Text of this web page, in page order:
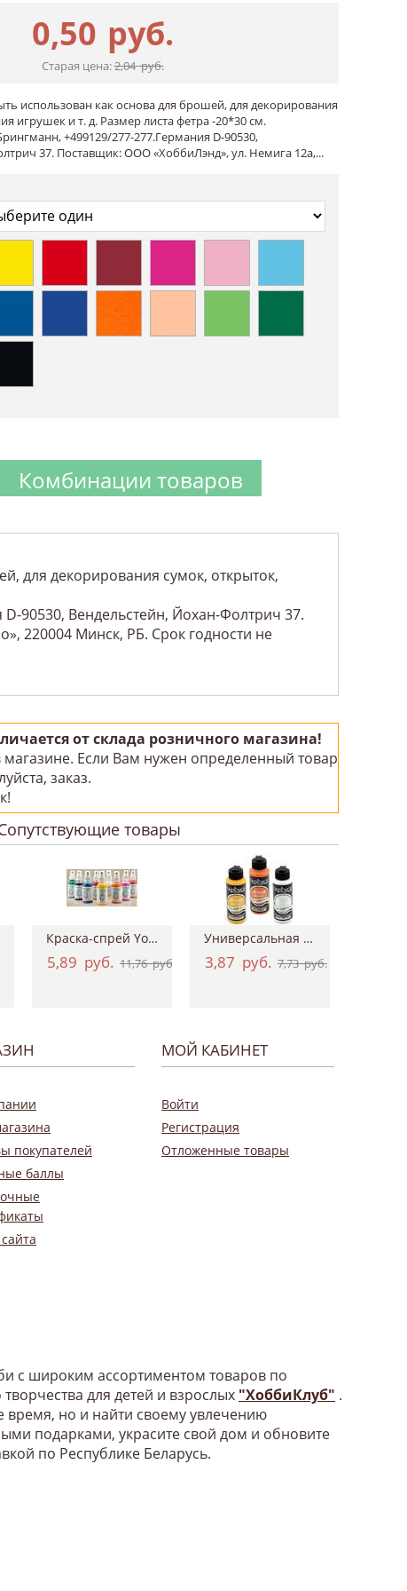
0,50 руб.
Старая цена:2,04руб.
использован как основа для брошей, для декорирования
игрушек и т. д. Размер листа фетра -20*30 см.
+499129/277-277.Германия D-90530,
37. Поставщик: ООО «ХоббиЛэнд», ул. Немига 12а,...
Комбинации товаров
для декорирования сумок, открыток,
90530, Вендельстейн, Йохан-Фолтрич 37.
220004 Минск, РБ. Срок годности не
от склада розничного магазина!
Если Вам нужен определенный товар
заказ.
товары
Краска-спрей Your Fashion Spray Fabric Pa...
5,89 руб. 11,76руб.
Универсальная акриловая краска Hybrid Ac...
3,87 руб. 7,73руб.
покупателей
баллы
МОЙ КАБИНЕТ
Войти
Регистрация
Отложенные товары
с широким ассортиментом товаров по
для детей и взрослых "ХоббиКлуб" .
время, но и найти своему увлечению
подарками, украсите свой дом и обновите
по Республике Беларусь.